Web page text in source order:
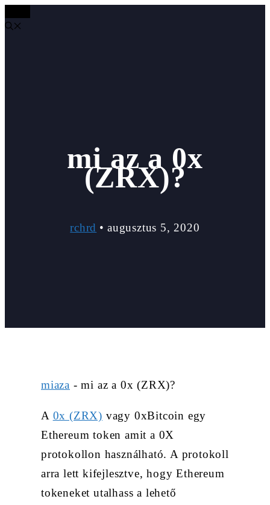
mi az a 0x
(ZRX)?
rchrd • augusztus 5, 2020
miaza -mi az a 0x (ZRX)?
A 0x (ZRX) vagy 0xBitcoin egy
Ethereum token amit a 0X
protokollon használható. A protokoll
arra lett kifejlesztve, hogy Ethereum
tokeneket utalhass a lehető